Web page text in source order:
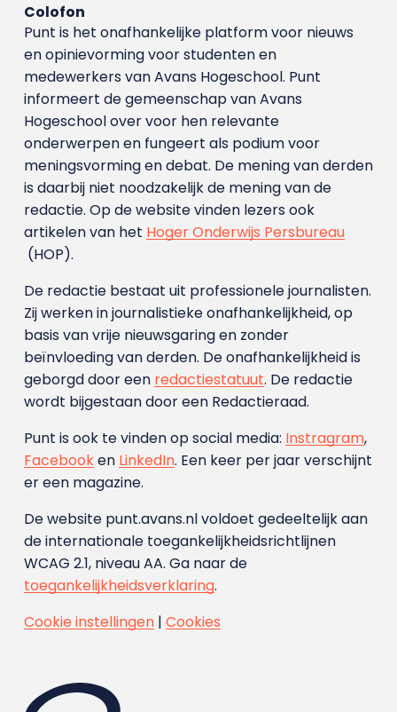
Colofon
Punt is het onafhankelijke platform voor nieuws
en opinievorming voor studenten en
medewerkers van Avans Hoge­school. Punt
informeert de gemeenschap van Avans
Hogeschool over voor hen relevante
onderwerpen en fungeert als podium voor
meningsvorming en debat. De mening van derden
is daarbij niet noodzakelijk de mening van de
redactie. Op de website vinden lezers ook
artikelen van het Hoger Onderwijs Persbureau
(HOP).
De redactie bestaat uit professionele journalisten.
Zij werken in journalistieke onafhankelijkheid, op
basis van vrije nieuwsgaring en zonder
beïnvloeding van derden. De onafhankelijkheid is
geborgd door een redactiestatuut. De redactie
wordt bijgestaan door een Redactieraad.
Punt is ook te vinden op social media: Instragram,
Facebooken LinkedIn. Een keer per jaar verschijnt
er een magazine.
De website punt.avans.nl voldoet gedeeltelijk aan
de internationale toegankelijkheidsrichtlijnen
WCAG 2.1, niveau AA. Ga naar de
toegankelijkheidsverklaring.
Cookie instellingen| Cookies